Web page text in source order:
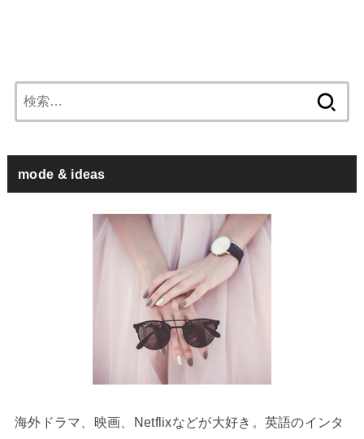
索:
mode & ideas
海外ドラマ、映画、Netflixなどが大好き。英語のインタ